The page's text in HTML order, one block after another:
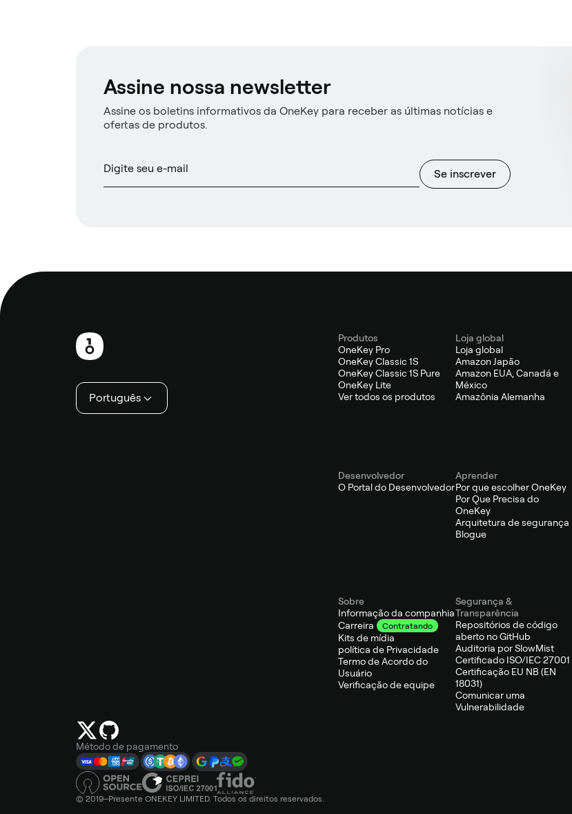
Assine nossa newsletter
Assine os boletins informativos da OneKey para receber as últimas notícias e
ofertas de produtos.
Se inscrever
Português
Método de pagamento
© 2019–Presente ONEKEY LIMITED. Todos os direitos reservados.
Produtos
OneKey Pro
OneKey Classic 1S
OneKey Classic 1S Pure
OneKey Lite
Ver todos os produtos
Loja global
Loja global
Amazon Japão
Amazon EUA, Canadá e
México
Amazônia Alemanha
Desenvolvedor
O Portal do Desenvolvedor
Aprender
Por que escolher OneKey
Por Que Precisa do
OneKey
Arquitetura de segurança
Blogue
Sobre
Informação da companhia
Carreira
Contratando
Kits de mídia
política de Privacidade
Termo de Acordo do
Usuário
Verificação de equipe
Segurança &
Transparência
Repositórios de código
aberto no GitHub
Auditoria por SlowMist
Certificado ISO/IEC 27001
Certificação EU NB (EN
18031)
Comunicar uma
Vulnerabilidade